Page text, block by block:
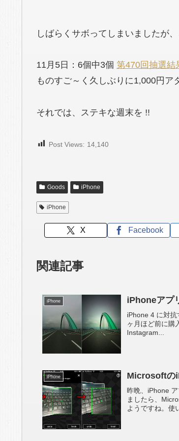
しばらくサボってしまいましたが
11月5日：6個中3個 第470回抽選結
ものすご～く久しぶりに1,000円
それでは、ステキな週末を !!
Post Views: 14,140
Goods iPhone
iPhone
X Facebook
関連記事
iPhone iPhoneアプ
iPhone 4 に対
ヶ月ほど前に購
Instagram...
iPhone Microsoftの
昨晩、iPhone
ましたら、
ようですね。使